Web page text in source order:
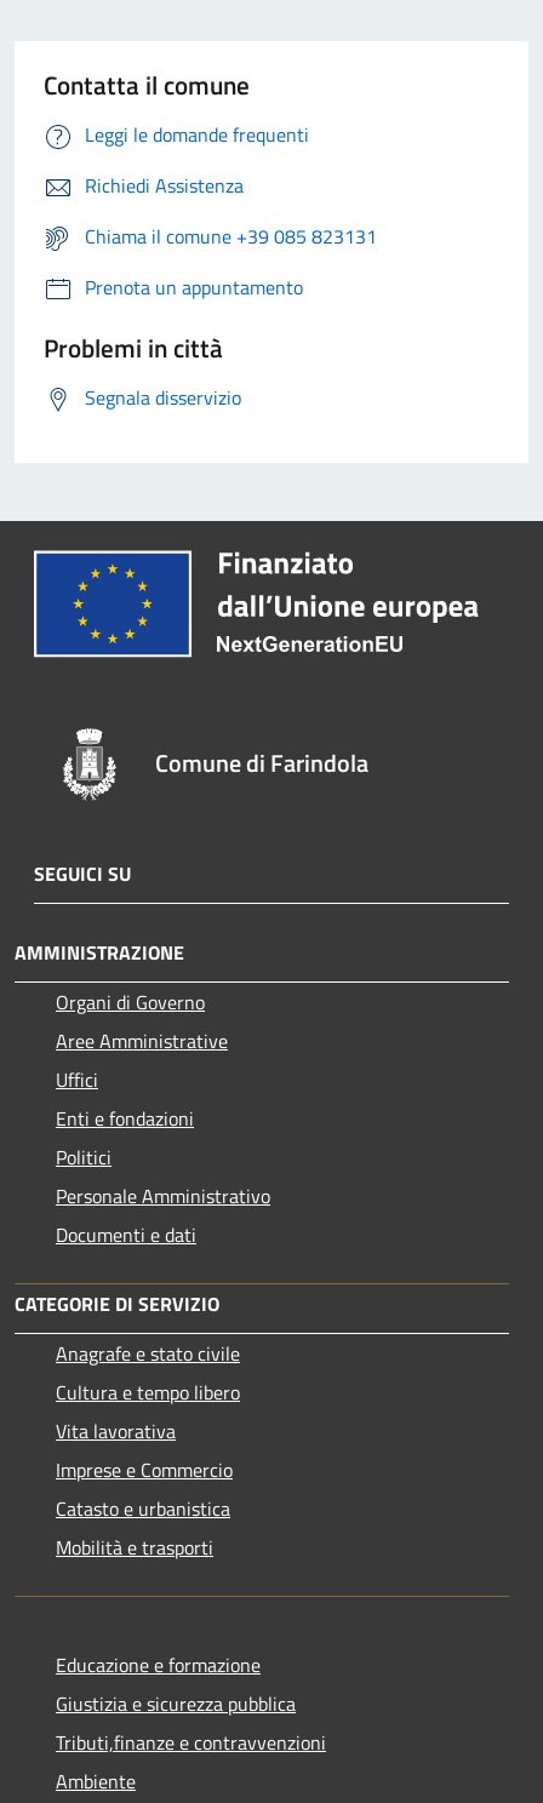
Contatta il comune
Leggi le domande frequenti
Richiedi Assistenza
Chiama il comune +39 085 823131
Prenota un appuntamento
Problemi in città
Segnala disservizio
Comune di Farindola
SEGUICI SU
AMMINISTRAZIONE
Organi di Governo
Aree Amministrative
Uffici
Enti e fondazioni
Politici
Personale Amministrativo
Documenti e dati
CATEGORIE DI SERVIZIO
Anagrafe e stato civile
Cultura e tempo libero
Vita lavorativa
Imprese e Commercio
Catasto e urbanistica
Mobilità e trasporti
Educazione e formazione
Giustizia e sicurezza pubblica
Tributi,finanze e contravvenzioni
Ambiente